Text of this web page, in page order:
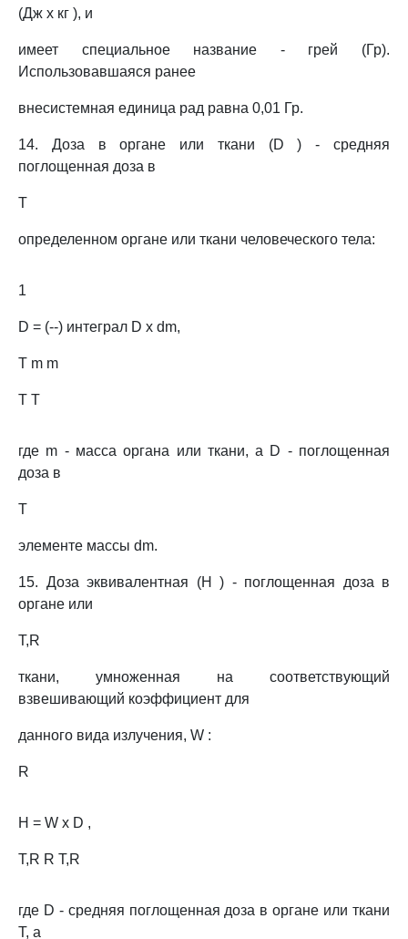
(Дж x кг ), и
имеет специальное название - грей (Гр).
Использовавшаяся ранее
внесистемная единица рад равна 0,01 Гр.
14. Доза в органе или ткани (D ) - средняя
поглощенная доза в
T
определенном органе или ткани человеческого тела:
1
D = (--) интеграл D x dm,
T m m
T T
где m - масса органа или ткани, а D - поглощенная
доза в
T
элементе массы dm.
15. Доза эквивалентная (H ) - поглощенная доза в
органе или
T,R
ткани, умноженная на соответствующий
взвешивающий коэффициент для
данного вида излучения, W :
R
H = W x D ,
T,R R T,R
где D - средняя поглощенная доза в органе или ткани
T, а